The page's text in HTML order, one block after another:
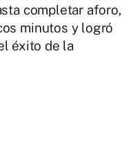
completar aforo,
minutos y logró
éxito de la